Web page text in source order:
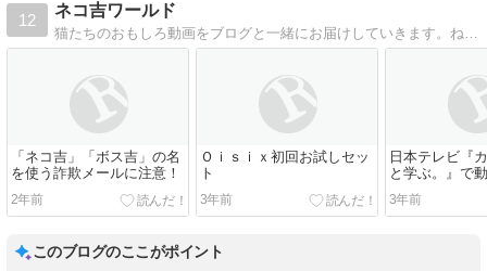
12
ネコ吉ワールド
猫たちのおもしろ動画をブログと一緒にお届けしていきます。ねこ散歩、ネコDIY、猫用品レビューまで、ネコ吉＆ボス吉のほっこり生活をお楽しみ下さい。
「ネコ吉」「ボス吉」の名
を使う詐欺メールに注意！
2年前
Ｏｉｓｉｘ初回お試しセッ
ト
3年前
日本テレビ『
と学ぶ。』で
3年前
このブログのここがポイント